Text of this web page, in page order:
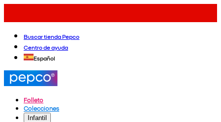
Buscar tienda Pepco
Centro de ayuda
Español
Folleto
Colecciones
Infantil